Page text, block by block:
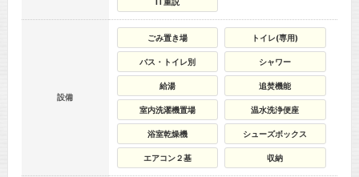
設備
ごみ置き場 トイレ(専用)
バス・トイレ別 シャワー
給湯 追焚機能
室内洗濯機置場 温水洗浄便座
浴室乾燥機 シューズボックス
エアコン２基 収納